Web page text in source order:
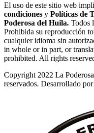
El uso de este sitio web
condiciones y Políticas de
Poderosa del Huila. Todos
Prohibida su reproducción
cualquier idioma sin
in whole or in part, or
prohibited. All rights
Copyright 2022 La
reservados. Desarrollado por